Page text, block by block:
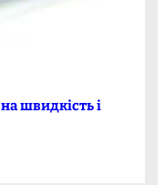
швидкість і